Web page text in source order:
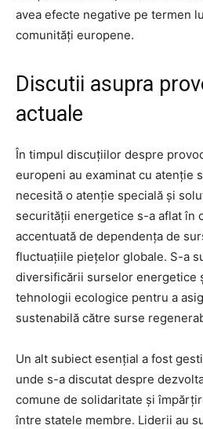
avea efecte negative pe termen
comunități europene.
Discutii asupra
actuale
În timpul discuțiilor despre
europeni au examinat cu atenție
necesită o atenție specială și
securității energetice s-a aflat în
accentuată de dependența de
fluctuațiile piețelor globale. S-a
diversificării surselor energetice
tehnologii ecologice pentru a
sustenabilă către surse
Un alt subiect esențial a fost
unde s-a discutat despre
comune de solidaritate și
între statele membre. Liderii au